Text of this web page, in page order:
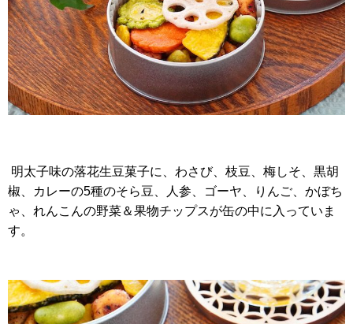
明太子味の落花生豆菓子に、わさび、枝豆、梅しそ、黒胡
椒、カレーの5種のそら豆、人参、ゴーヤ、りんご、かぼち
ゃ、れんこんの野菜＆果物チップスが缶の中に入っていま
す。